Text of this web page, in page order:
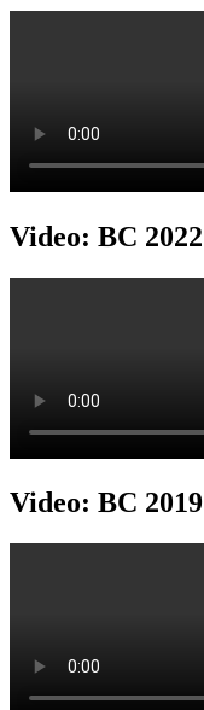
Video: BC 2022
Video: BC 2019